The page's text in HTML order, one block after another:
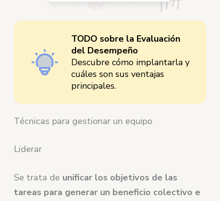
TODO sobre la Evaluación
del Desempeño
Descubre cómo implantarla y
cuáles son sus ventajas
principales.
Técnicas para gestionar un equipo
Liderar
Se trata de unificar los objetivos de las
tareas para generar un beneficio colectivo e